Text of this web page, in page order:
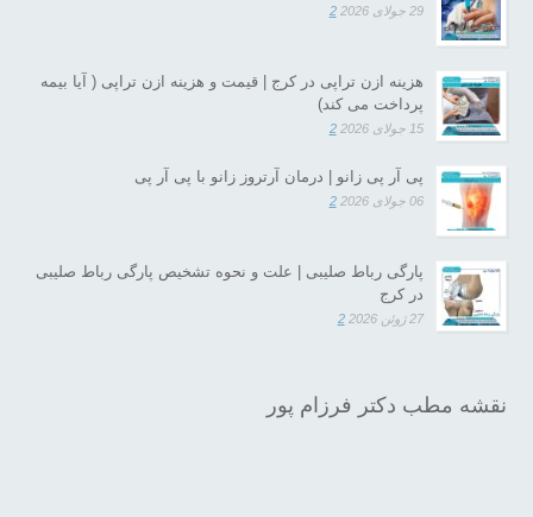
29 جولای 2026 2
هزینه ازن تراپی در کرج | قیمت و هزینه ازن تراپی ( آیا بیمه
پرداخت می کند)
15 جولای 2026 2
پی آر پی زانو | درمان آرتروز زانو با پی آر پی
06 جولای 2026 2
پارگی رباط صلیبی | علت و نحوه تشخیص پارگی رباط صلیبی
در کرج
27 ژوئن 2026 2
نقشه مطب دکتر فرزام پور